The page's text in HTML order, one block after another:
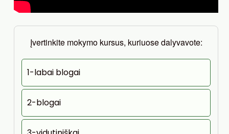
Įvertinkite mokymo kursus, kuriuose dalyvavote:
1-labai blogai
2-blogai